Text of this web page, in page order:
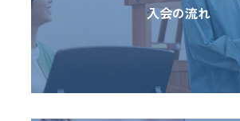
入会の流れ